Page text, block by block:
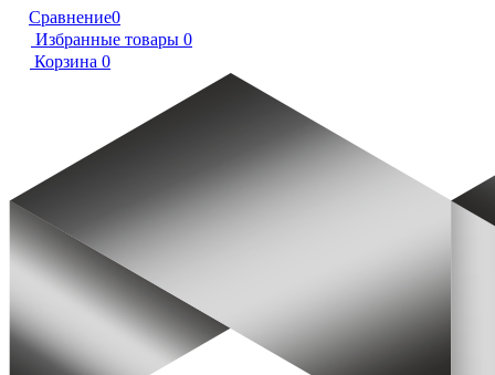
Сравнение0
Избранные товары 0
Корзина 0